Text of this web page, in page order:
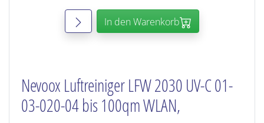
In den Warenkorb
Nevoox Luftreiniger LFW 2030 UV-C 01-
03-020-04 bis 100qm WLAN,